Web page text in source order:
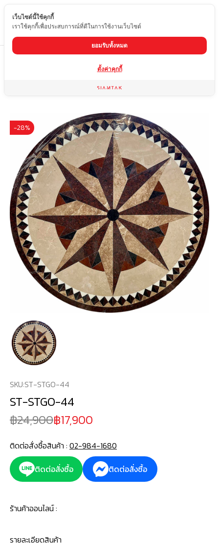
TH
Water-Jet
-28%
SKU:ST-STGO-44
ST-STGO-44
24,900 17,900
ติดต่อสั่งซื้อสินค้า : 02-984-1680
ติดต่อสั่งซื้อ
ติดต่อสั่งซื้อ
ร้านค้าออนไลน์ :
รายละเอียดสินค้า
เว็บไซต์นี้ใช้คุกกี้
เราใช้คุกกี้เพื่อประสบการณ์ที่ดีในการใช้งานเว็บไซต์
ยอมรับทั้งหมด
ตั้งค่าคุกกี้